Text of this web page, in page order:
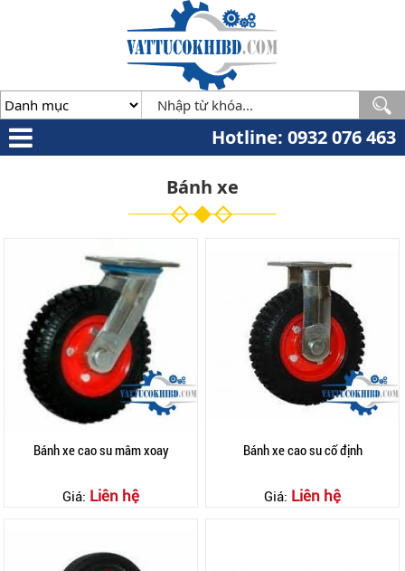
Hotline: 0932 076 463
Bánh xe
Bánh xe cao su mâm xoay
Giá: Liên hệ
Bánh xe cao su cố định
Giá: Liên hệ
076
463